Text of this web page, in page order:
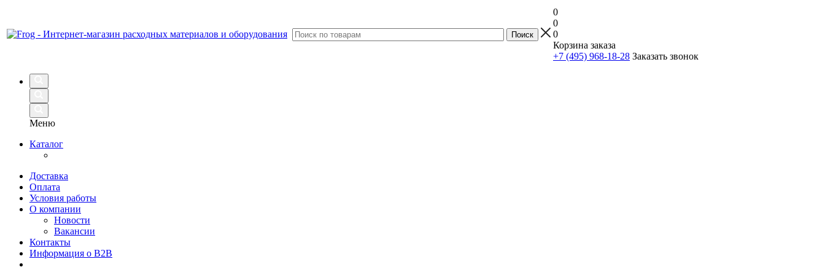
0
0
0
Корзина заказа
+7 (495) 968-18-28 Заказать звонок
Меню
Каталог
Доставка
Оплата
Условия работы
О компании
Новости
Вакансии
Контакты
Информация о B2B